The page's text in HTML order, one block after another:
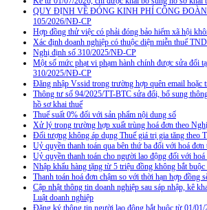
QUY ĐỊNH VỀ ĐÓNG KINH PHÍ CÔNG
105/2026/NĐ-CP
Hợp đồng thử việc có phải đóng bảo hiểm xã hội
Xác định doanh nghiệp có thuộc diện miễn thuế
Nghị định số 310/2025/NĐ-CP
Một số mức phạt vi phạm hành chính được sửa đổi
310/2025/NĐ-CP
Đăng nhập Vssid trong trường hợp quên email hoặc
Thông tư số 94/2025/TT-BTC sửa đổi, bổ sung
hồ sơ khai thuế
Thuế suất 0% đối với sản phẩm nội dung số
Xử lý trong trường hợp xuất trùng hoá đơn theo
Đối tượng không áp dụng Thuế giá trị gia tăng theo
Uỷ quyền thanh toán qua bên thứ ba đối với hoá
Uỷ quyền thanh toán cho người lao động đối với
Nhập khẩu hàng tặng từ 5 triệu đồng không bắt
Thanh toán hoá đơn chậm so với thời hạn hợp đồng
Cập nhật thông tin doanh nghiệp sau sáp nhập, kê
Luật doanh nghiệp
Đăng ký thông tin người lao động bắt buộc từ 01/01/